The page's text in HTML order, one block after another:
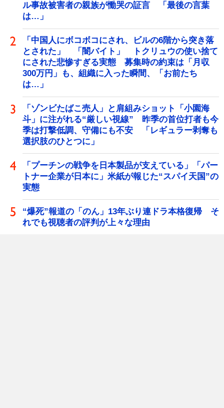
ル事故被害者の親族が慟哭の証言 「最後の言葉
は…」
「中国人にボコボコにされ、ビルの6階から突き落
とされた」 「闇バイト」 トクリュウの使い捨て
にされた悲惨すぎる実態 募集時の約束は「月収
300万円」も、組織に入った瞬間、「お前たち
は…」
「ゾンビたばこ売人」と肩組みショット「小園海
斗」に注がれる“厳しい視線” 昨季の首位打者も今
季は打撃低調、守備にも不安 「レギュラー剥奪も
選択肢のひとつに」
「プーチンの戦争を日本製品が支えている」「パー
トナー企業が日本に」米紙が報じた“スパイ天国”の
実態
“爆死”報道の「のん」13年ぶり連ドラ本格復帰 そ
れでも視聴者の評判が上々な理由